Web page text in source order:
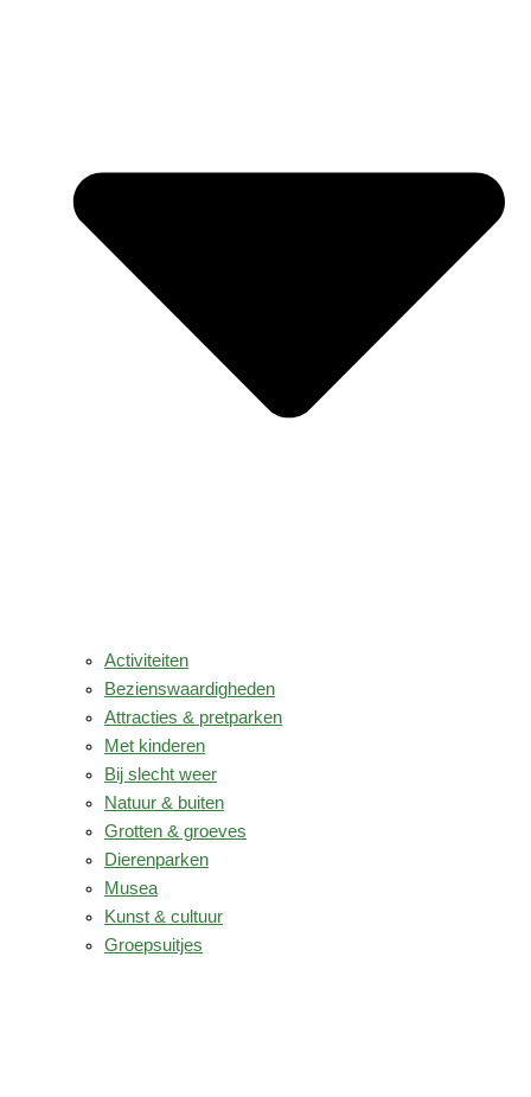
Activiteiten
Bezienswaardigheden
Attracties & pretparken
Met kinderen
Bij slecht weer
Natuur & buiten
Grotten & groeves
Dierenparken
Musea
Kunst & cultuur
Groepsuitjes